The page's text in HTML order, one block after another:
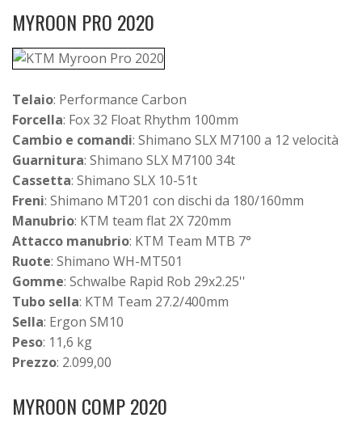
MYROON PRO 2020
Telaio: Performance Carbon
Forcella: Fox 32 Float Rhythm 100mm
Cambio e comandi: Shimano SLX M7100 a 12 velocità
Guarnitura: Shimano SLX M7100 34t
Cassetta: Shimano SLX 10-51t
Freni: Shimano MT201 con dischi da 180/160mm
Manubrio: KTM team flat 2X 720mm
Attacco manubrio: KTM Team MTB 7°
Ruote: Shimano WH-MT501
Gomme: Schwalbe Rapid Rob 29x2.25''
Tubo sella: KTM Team 27.2/400mm
Sella: Ergon SM10
Peso: 11,6 kg
Prezzo: 2.099,00
MYROON COMP 2020